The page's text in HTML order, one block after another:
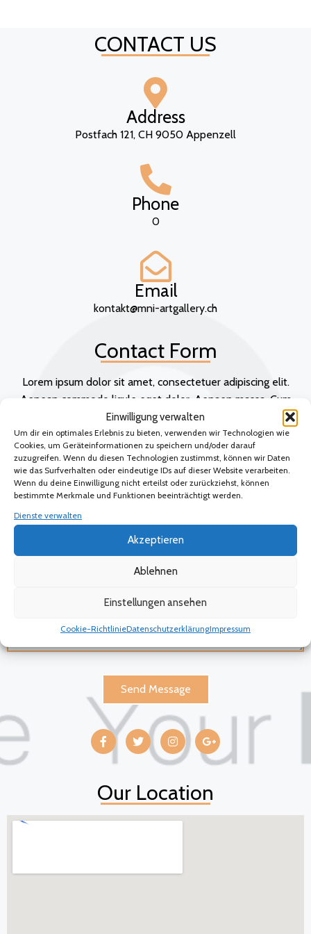
Einwilligung verwalten
Um dir ein optimales Erlebnis zu bieten, verwenden wir Technologien wie
Cookies, um Geräteinformationen zu speichern und/oder darauf
zuzugreifen. Wenn du diesen Technologien zustimmst, können wir Daten
wie das Surfverhalten oder eindeutige IDs auf dieser Website verarbeiten.
Wenn du deine Einwilligung nicht erteilst oder zurückziehst, können
bestimmte Merkmale und Funktionen beeinträchtigt werden.
Dienste verwalten
Akzeptieren
Ablehnen
Einstellungen ansehen
Cookie-RichtlinieDatenschutzerklärungImpressum
CONTACT US
Address
Postfach 121, CH 9050 Appenzell
Phone
0
Email
kontakt@mni-artgallery.ch
Contact Form
Lorem ipsum dolor sit amet, consectetuer adipiscing elit.
Aenean commodo ligule eget dolor. Aenaen massa, Cum
soolis natoque penatibus et magnis dis parturient montes
nascetur ridiculus mus
Send Message
Our Location